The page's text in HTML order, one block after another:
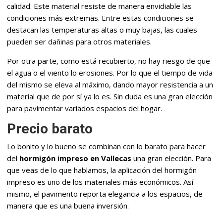
calidad. Este material resiste de manera envidiable las
condiciones más extremas. Entre estas condiciones se
destacan las temperaturas altas o muy bajas, las cuales
pueden ser dañinas para otros materiales.
Por otra parte, como está recubierto, no hay riesgo de que
el agua o el viento lo erosiones. Por lo que el tiempo de vida
del mismo se eleva al máximo, dando mayor resistencia a un
material que de por sí ya lo es. Sin duda es una gran elección
para pavimentar variados espacios del hogar.
Precio barato
Lo bonito y lo bueno se combinan con lo barato para hacer
del hormigón impreso en Vallecas una gran elección. Para
que veas de lo que hablamos, la aplicación del hormigón
impreso es uno de los materiales más económicos. Así
mismo, el pavimento reporta elegancia a los espacios, de
manera que es una buena inversión.